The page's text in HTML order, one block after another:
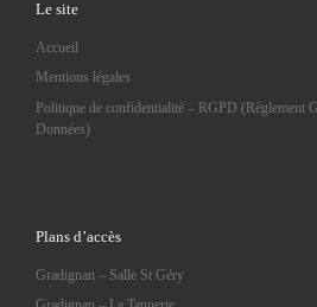
Le site
Accueil
Mentions légales
Politique de confidentialité – RGPD (Règlement
Données)
Plans d’accès
Gradignan – Salle St Géry